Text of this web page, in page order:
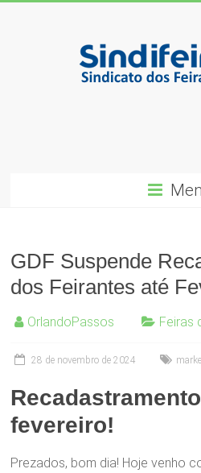
GDF Suspende
dos Feirantes até
OrlandoPassos Feiras
28 de novembro de 2024
fevereiro!
Prezados, bom dia! Hoje venho